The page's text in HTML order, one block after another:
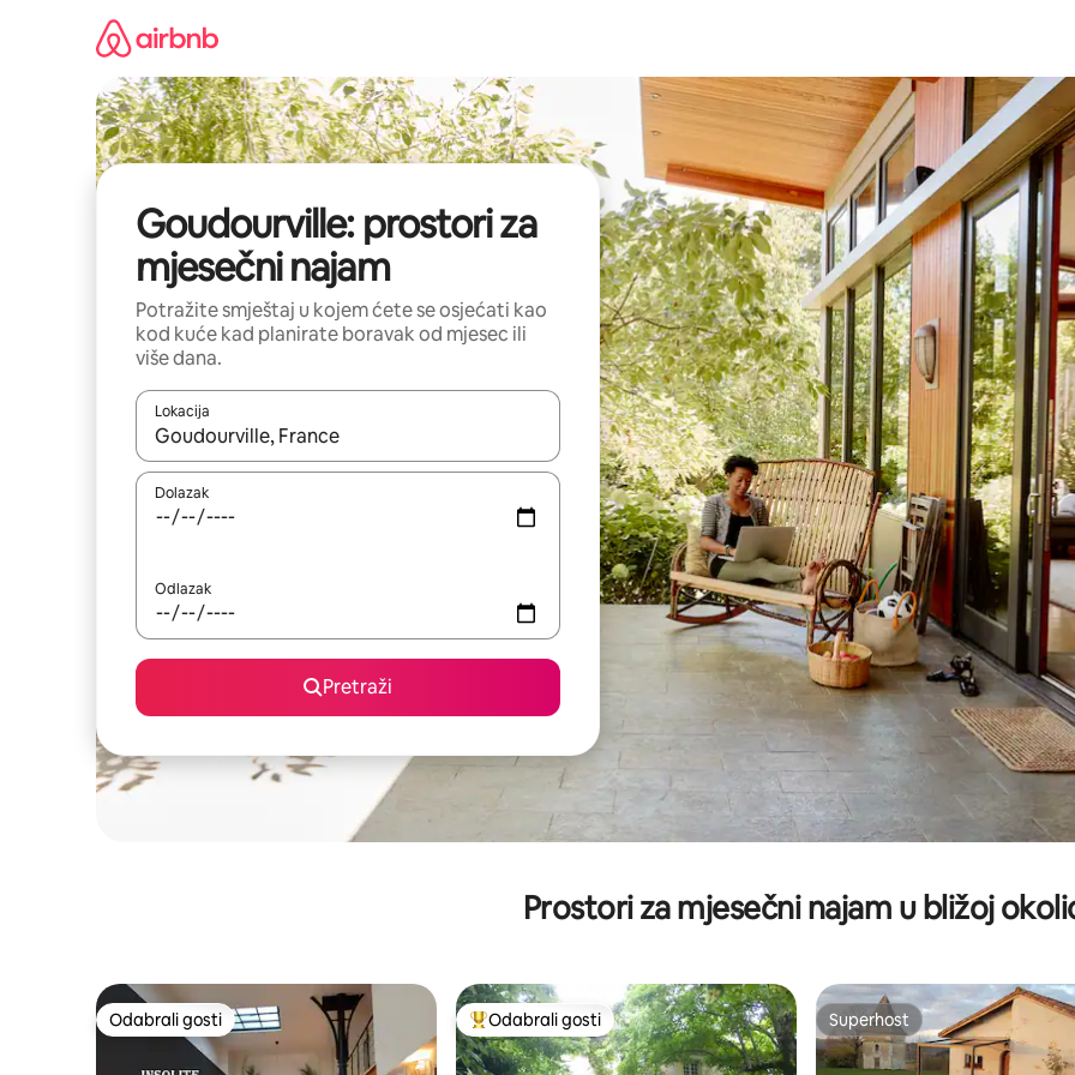
Goudourville: prostori za
mjesečni najam
Potražite smještaj u kojem ćete se osjećati kao
kod kuće kad planirate boravak od mjesec ili
više dana.
Lokacija
Kada budu dostupni rezultati, moći ćete ih pregledati koristeći se strelicama prema gore i prema dolje, kao i dodirom
Dolazak
Odlazak
Pretraži
Prostori za mjesečni najam u bližoj
Odabrali gosti
Odabrali gosti Među najviše rangiranima s oznakom „Odabrali gosti”
Odabrali gosti Superhost
Superhost